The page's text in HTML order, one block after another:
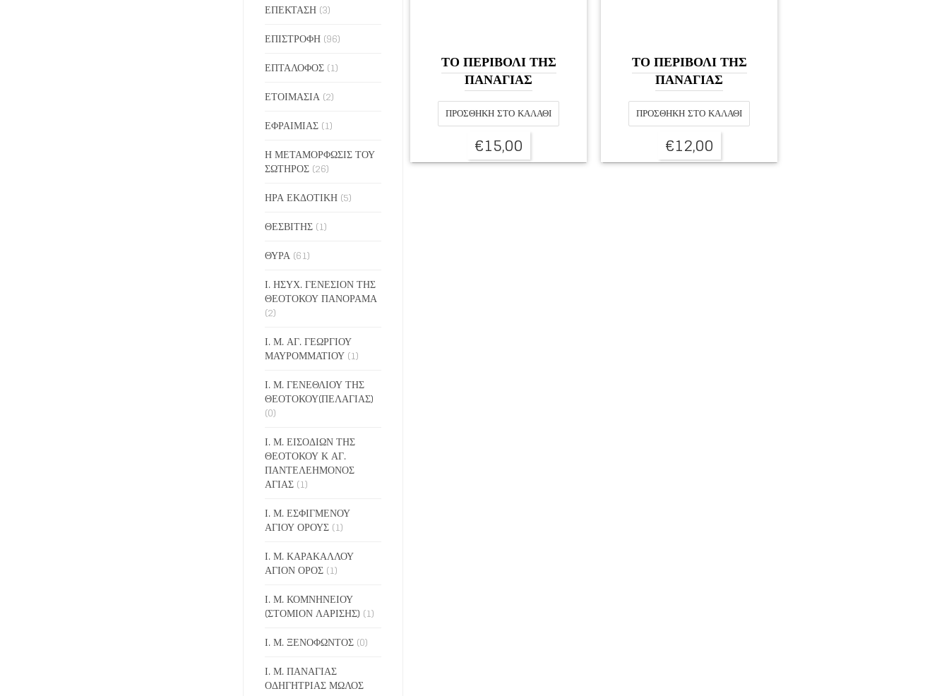
ΤΟ ΠΕΡΙΒΟΛΙ ΤΗΣ
ΠΑΝΑΓΙΑΣ
ΠΡΟΣΘΉΚΗ ΣΤΟ ΚΑΛΆΘΙ
€15,00
ΤΟ ΠΕΡΙΒΟΛΙ ΤΗΣ
ΠΑΝΑΓΙΑΣ
ΠΡΟΣΘΉΚΗ ΣΤΟ ΚΑΛΆΘΙ
€12,00
ΕΠΕΚΤΑΣΗ (3)
ΕΠΙΣΤΡΟΦΗ (96)
ΕΠΤΑΛΟΦΟΣ (1)
ΕΤΟΙΜΑΣΙΑ (2)
ΕΦΡΑΙΜΙΑΣ (1)
Η ΜΕΤΑΜΟΡΦΩΣΙΣ ΤΟΥ
ΣΩΤΗΡΟΣ (26)
ΗΡΑ ΕΚΔΟΤΙΚΗ (5)
ΘΕΣΒΙΤΗΣ (1)
ΘΥΡΑ (61)
Ι. ΗΣΥΧ. ΓΕΝΕΣΙΟΝ ΤΗΣ
ΘΕΟΤΟΚΟΥ ΠΑΝΟΡΑΜΑ
(2)
Ι. Μ. ΑΓ. ΓΕΩΡΓΙΟΥ
ΜΑΥΡΟΜΜΑΤΙΟΥ (1)
Ι. Μ. ΓΕΝΕΘΛΙΟΥ ΤΗΣ
ΘΕΟΤΟΚΟΥ(ΠΕΛΑΓΙΑΣ)
(0)
Ι. Μ. ΕΙΣΟΔΙΩΝ ΤΗΣ
ΘΕΟΤΟΚΟΥ Κ ΑΓ.
ΠΑΝΤΕΛΕΗΜΟΝΟΣ
ΑΓΙΑΣ (1)
Ι. Μ. ΕΣΦΙΓΜΕΝΟΥ
ΑΓΙΟΥ ΟΡΟΥΣ (1)
Ι. Μ. ΚΑΡΑΚΑΛΛΟΥ
ΑΓΙΟΝ ΟΡΟΣ (1)
Ι. Μ. ΚΟΜΝΗΝΕΙΟΥ
(ΣΤΟΜΙΟΝ ΛΑΡΙΣΗΣ) (1)
Ι. Μ. ΞΕΝΟΦΩΝΤΟΣ (0)
Ι. Μ. ΠΑΝΑΓΙΑΣ
ΟΔΗΓΗΤΡΙΑΣ ΜΩΛΟΣ